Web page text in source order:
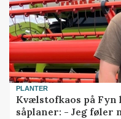
PLANTER
Kvælstofkaos på
såplaner: - Jeg føler